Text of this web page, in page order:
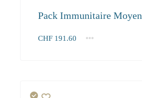
Pack Immunitaire Moyen
CHF 191.60
1+